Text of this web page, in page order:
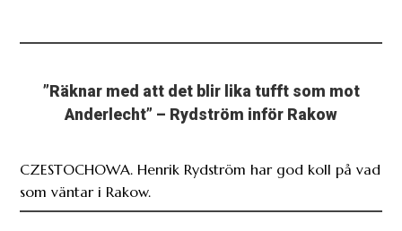
”Räknar med att det blir lika tufft som mot
Anderlecht” – Rydström inför Rakow
CZESTOCHOWA. Henrik Rydström har god koll på vad
som väntar i Rakow.